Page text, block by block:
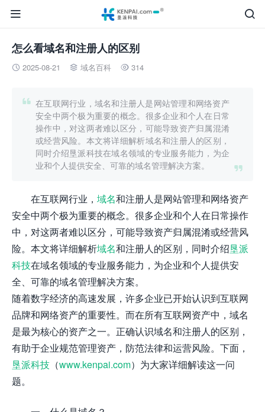


怎么看域名和注册人的区别
 2025-08-21  域名百科  314


在互联网行业，域名和注册人是网站管理和网络资产
安全中两个极为重要的概念。很多企业和个人在日常
操作中，对这两者难以区分，可能导致资产归属混淆
或经营风险。本文将详细解析域名和注册人的区别，
同时介绍垦派科技在域名领域的专业服务能力，为企
业和个人提供安全、可靠的域名管理解决方案。
在互联网行业， 域名和注册人是网站管理和网络资产
安全中两个极为重要的概念。很多企业和个人在日常操作
中，对这两者难以区分，可能导致资产归属混淆或经营风
险。本文将详细解析域名和注册人的区别，同时介绍垦派
科技在域名领域的专业服务能力，为企业和个人提供安
全、可靠的域名管理解决方案。
随着数字经济的高速发展，许多企业已开始认识到互联网
品牌和网络资产的重要性。而在所有互联网资产中，域名
是最为核心的资产之一。正确认识域名和注册人的区别，
有助于企业规范管理资产，防范法律和运营风险。下面，
垦派科技 （www.kenpai.com）为大家详细解读这一问
题。